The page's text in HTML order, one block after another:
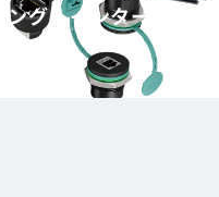
シングルインターフェース